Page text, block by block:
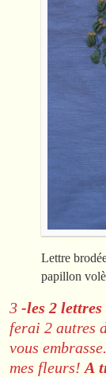
Lettre
papillon
3 -les 2 lettres
ferai 2 autres
vous
mes fleurs! A